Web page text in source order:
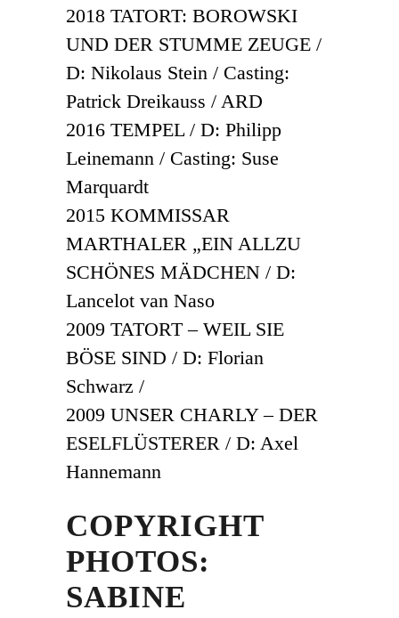
2018 TATORT: BOROWSKI
UND DER STUMME ZEUGE /
D: Nikolaus Stein / Casting:
Patrick Dreikauss / ARD
2016 TEMPEL / D: Philipp
Leinemann / Casting: Suse
Marquardt
2015 KOMMISSAR
MARTHALER „EIN ALLZU
SCHÖNES MÄDCHEN / D:
Lancelot van Naso
2009 TATORT – WEIL SIE
BÖSE SIND / D: Florian
Schwarz /
2009 UNSER CHARLY – DER
ESELFLÜSTERER / D: Axel
Hannemann
COPYRIGHT
PHOTOS:
SABINE